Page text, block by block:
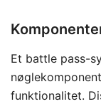
Et battle pass-
funktionalitet.